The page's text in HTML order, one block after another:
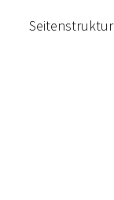
Seitenstruktur